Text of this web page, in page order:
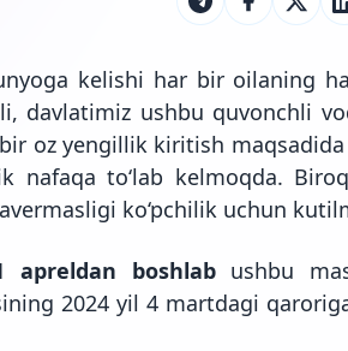
kelishi har bir oilaning
davlatimiz ushbu quvonchli
oz yengillik kiritish maqsadida
nafaqa to‘lab kelmoqda.
ko‘pchilik uchun
apreldan boshlabushbu
2024 yil 4 martdagi